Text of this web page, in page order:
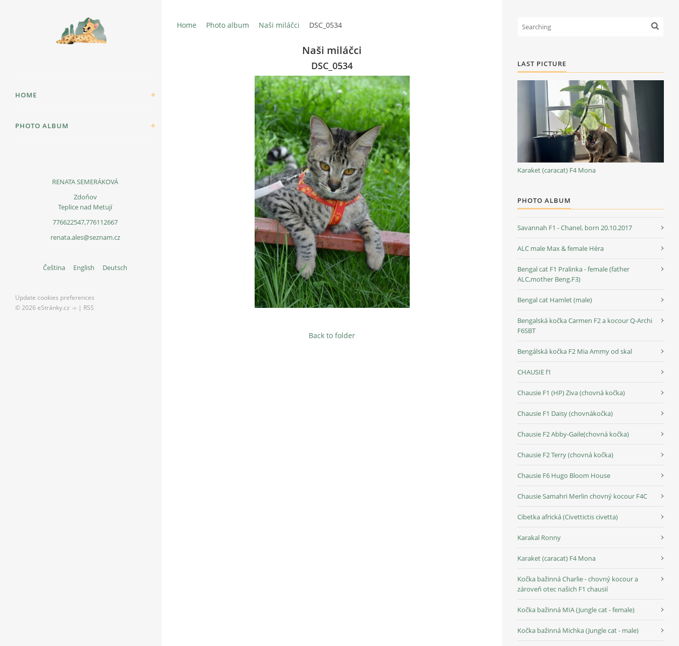
HOME
PHOTO ALBUM
RENATA SEMERÁKOVÁ
Zdoňov
Teplice nad Metují
776622547,776112667
renata.ales@seznam.cz
Čeština English Deutsch
Update cookies preferences
© 2026 eStránky.cz
| RSS
Home Photo album Naši miláčci DSC_0534
Naši miláčci
DSC_0534
Back to folder
LAST PICTURE
Karaket (caracat) F4 Mona
PHOTO ALBUM
Savannah F1 - Chanel, born 20.10.2017
ALC male Max & female Héra
Bengal cat F1 Pralinka - female (father
ALC,mother Beng.F3)
Bengal cat Hamlet (male)
Bengalská kočka Carmen F2 a kocour Q-Archi
F6SBT
Bengálská kočka F2 Mia Ammy od skal
CHAUSIE f1
Chausie F1 (HP) Ziva (chovná kočka)
Chausie F1 Daisy (chovnákočka)
Chausie F2 Abby-Gaile(chovná kočka)
Chausie F2 Terry (chovná kočka)
Chausie F6 Hugo Bloom House
Chausie Samahri Merlin chovný kocour F4C
Cibetka africká (Civettictis civetta)
Karakal Ronny
Karaket (caracat) F4 Mona
Kočka bažinná Charlie - chovný kocour a
zároveň otec našich F1 chausií
Kočka bažinná MIA (Jungle cat - female)
Kočka bažinná Michka (Jungle cat - male)